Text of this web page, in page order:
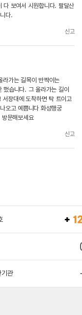
다 보여서 시원합니다. 팔달산
다.
신고
라가는 길목이 반짝이는
했습니다. 그 올라가는 길이
장대에 도착하면 탁 트이고
오고 예쁨니다 화성행궁
문해보세요
신고
기관